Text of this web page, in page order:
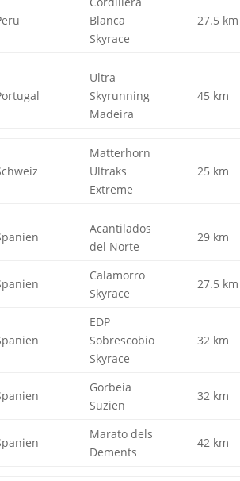
Blanca
Skyrace
27.5 km
Ultra
Skyrunning
Madeira
45 km
Matterhorn
Ultraks
Extreme
25 km
Acantilados
del Norte
29 km
Calamorro
Skyrace
27.5 km
EDP
Sobrescobio
Skyrace
32 km
Gorbeia
Suzien
32 km
Marato dels
Dements
42 km